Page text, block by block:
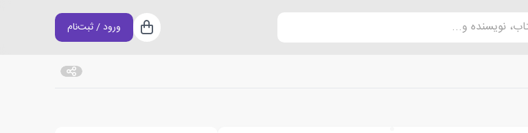
نویسنده و... سبد خرید
ورود / ثبت‌نام